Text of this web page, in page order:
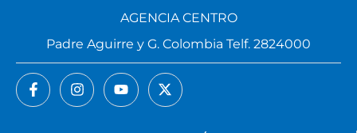
AGENCIA CENTRO
Padre Aguirre y G. Colombia Telf. 2824000